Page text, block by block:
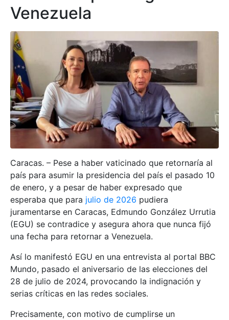
Venezuela
Caracas. – Pese a haber vaticinado que retornaría al
país para asumir la presidencia del país el pasado 10
de enero, y a pesar de haber expresado que
esperaba que para julio de 2026 pudiera
juramentarse en Caracas, Edmundo González Urrutia
(EGU) se contradice y asegura ahora que nunca fijó
una fecha para retornar a Venezuela.
Así lo manifestó EGU en una entrevista al portal BBC
Mundo, pasado el aniversario de las elecciones del
28 de julio de 2024, provocando la indignación y
serias críticas en las redes sociales.
Precisamente, con motivo de cumplirse un